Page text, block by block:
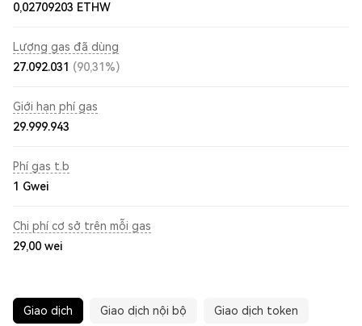
0,02709203 ETHW
Lượng gas đã dùng
27.092.031 (90,31%)
Giới hạn phí gas
29.999.943
Phí gas t.b
1 Gwei
Chi phí cơ sở trên mỗi gas
29,00 wei
Giao dịch Giao dịch nội bộ Giao dịch token